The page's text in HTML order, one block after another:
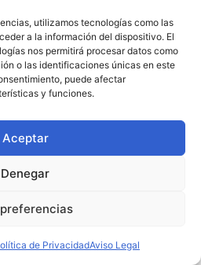
utilizamos tecnologías como las
a la información del dispositivo. El
nos permitirá procesar datos como
o las identificaciones únicas en este
puede afectar
y funciones.
Aceptar
Denegar
de PrivacidadAviso Legal